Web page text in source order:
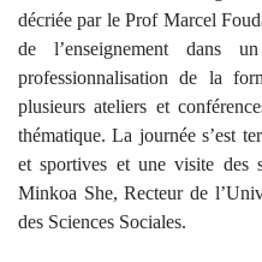
décriée par le Prof Marcel
de l’enseignement dans
professionnalisation de la
plusieurs ateliers et
thématique. La journée s’est
et sportives et une visite des
Minkoa She, Recteur de
des Sciences Sociales.